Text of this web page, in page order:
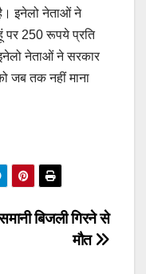
इनेलो नेताओं ने
पर 250 रूपये प्रति
नेताओं ने सरकार
जब तक नहीं माना
बिजली गिरने से
मौत